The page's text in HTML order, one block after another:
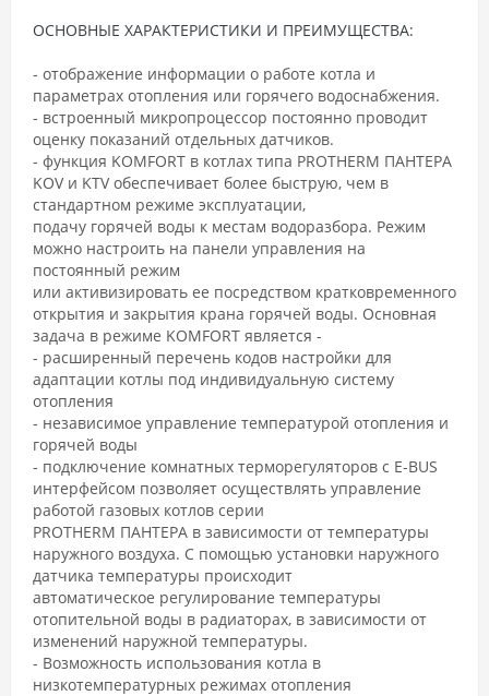
ОСНОВНЫЕ ХАРАКТЕРИСТИКИ И ПРЕИМУЩЕСТВА:
- отображение информации о работе котла и
параметрах отопления или горячего водоснабжения.
- встроенный микропроцессор постоянно проводит
оценку показаний отдельных датчиков.
- функция KOMFORT в котлах типа PROTHERM ПАНТЕРА
KOV и KTV обеспечивает более быструю, чем в
стандартном режиме эксплуатации,
подачу горячей воды к местам водоразбора. Режим
можно настроить на панели управления на
постоянный режим
или активизировать ее посредством кратковременного
открытия и закрытия крана горячей воды. Основная
задача в режиме KOMFORT является -
- расширенный перечень кодов настройки для
адаптации котлы под индивидуальную систему
отопления
- независимое управление температурой отопления и
горячей воды
- подключение комнатных терморегуляторов с E-BUS
интерфейсом позволяет осуществлять управление
работой газовых котлов серии
PROTHERM ПАНТЕРА в зависимости от температуры
наружного воздуха. С помощью установки наружного
датчика температуры происходит
автоматическое регулирование температуры
отопительной воды в радиаторах, в зависимости от
изменений наружной температуры.
- Возможность использования котла в
низкотемпературных режимах отопления